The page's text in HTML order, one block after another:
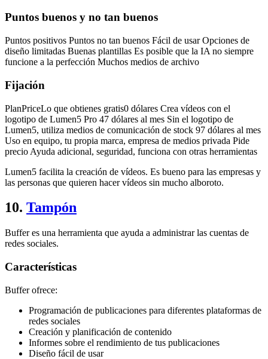
Puntos buenos y no tan buenos
Puntos positivos Puntos no tan buenos Fácil de usar Opciones de
diseño limitadas Buenas plantillas Es posible que la IA no siempre
funcione a la perfección Muchos medios de archivo
Fijación
PlanPriceLo que obtienes gratis0 dólares Crea vídeos con el
logotipo de Lumen5 Pro 47 dólares al mes Sin el logotipo de
Lumen5, utiliza medios de comunicación de stock 97 dólares al mes
Uso en equipo, tu propia marca, empresa de medios privada Pide
precio Ayuda adicional, seguridad, funciona con otras herramientas
Lumen5 facilita la creación de vídeos. Es bueno para las empresas y
las personas que quieren hacer vídeos sin mucho alboroto.
10. Tampón
Buffer es una herramienta que ayuda a administrar las cuentas de
redes sociales.
Características
Buffer ofrece:
Programación de publicaciones para diferentes plataformas de
redes sociales
Creación y planificación de contenido
Informes sobre el rendimiento de tus publicaciones
Diseño fácil de usar